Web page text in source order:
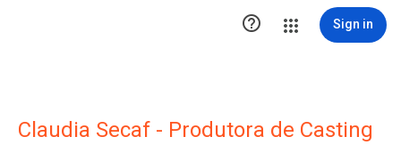
 Sign in
Claudia Secaf - Produtora de Casting